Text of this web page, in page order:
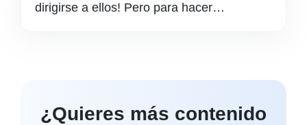
dirigirse a ellos! Pero para hacer…
¿Quieres más contenido